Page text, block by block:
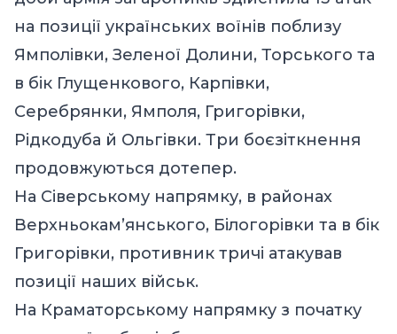
на позиції українських воїнів поблизу
Ямполівки, Зеленої Долини, Торського та
в бік Глущенкового, Карпівки,
Серебрянки, Ямполя, Григорівки,
Рідкодуба й Ольгівки. Три боєзіткнення
продовжуються дотепер.
На Сіверському напрямку, в районах
Верхньокам’янського, Білогорівки та в бік
Григорівки, противник тричі атакував
позиції наших військ.
На Краматорському напрямку з початку